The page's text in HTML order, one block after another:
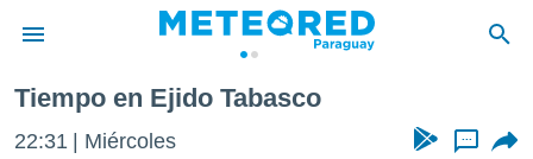
de
Tiempo en Ejido Tabasco
22:31 Miércoles ...